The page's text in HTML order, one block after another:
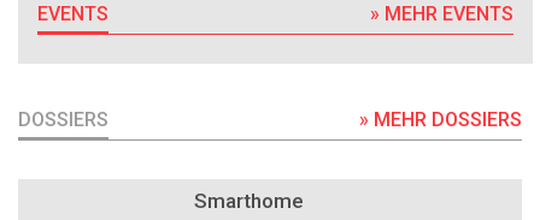
EVENTS » MEHR EVENTS
DOSSIERS » MEHR DOSSIERS
Smarthome